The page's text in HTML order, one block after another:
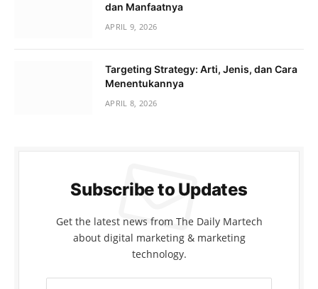
dan Manfaatnya
APRIL 9, 2026
Targeting Strategy: Arti, Jenis, dan Cara
Menentukannya
APRIL 8, 2026
Subscribe to Updates
Get the latest news from The Daily Martech
about digital marketing & marketing
technology.